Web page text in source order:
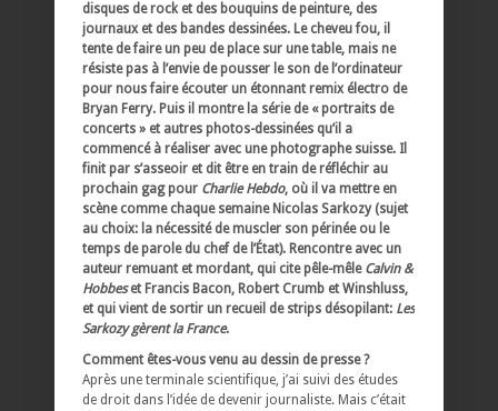
disques de rock et des bouquins de peinture, des
journaux et des bandes dessinées. Le cheveu fou, il
tente de faire un peu de place sur une table, mais ne
résiste pas à l’envie de pousser le son de l’ordinateur
pour nous faire écouter un étonnant remix électro de
Bryan Ferry. Puis il montre la série de « portraits de
concerts » et autres photos-dessinées qu’il a
commencé à réaliser avec une photographe suisse. Il
finit par s’asseoir et dit être en train de réfléchir au
prochain gag pour Charlie Hebdo, où il va mettre en
scène comme chaque semaine Nicolas Sarkozy (sujet
au choix: la nécessité de muscler son périnée ou le
temps de parole du chef de l’État). Rencontre avec un
auteur remuant et mordant, qui cite pêle-mêle Calvin &
Hobbeset Francis Bacon, Robert Crumb et Winshluss,
et qui vient de sortir un recueil de strips désopilant: Les
Sarkozy gèrent la France.
Comment êtes-vous venu au dessin de presse ?
Après une terminale scientifique, j’ai suivi des études
de droit dans l’idée de devenir journaliste. Mais c’était